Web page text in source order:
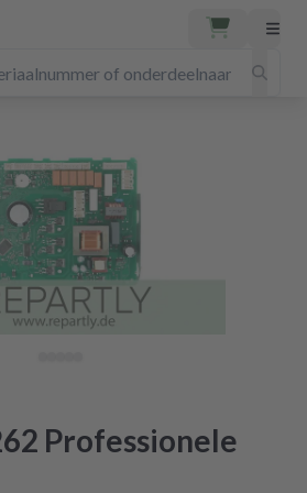
Professionele